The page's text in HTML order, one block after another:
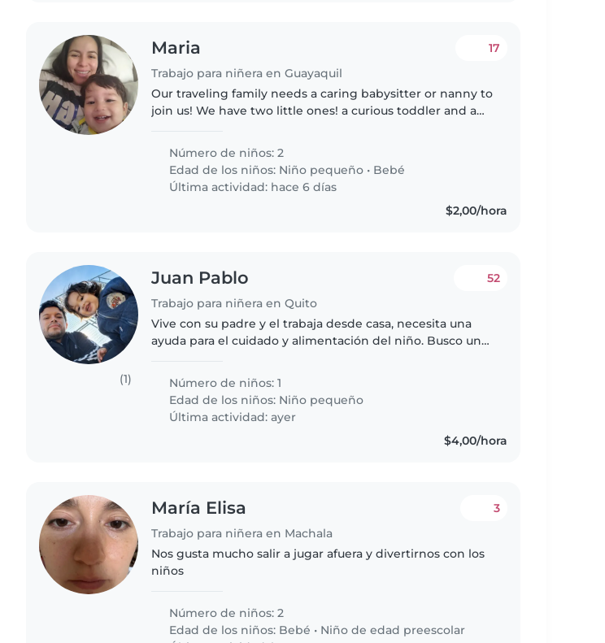
Maria
Trabajo para niñera en Guayaquil
17
Our traveling family needs a caring babysitter or nanny to
join us! We have two little ones! a curious toddler and a
our kids and..
Número de niños: 2
Edad de los niños: Niño pequeño • Bebé
Última actividad: hace 6 días
$2,00/hora
(1)
Juan Pablo
Trabajo para niñera en Quito
52
Vive con su padre y el trabaja desde casa, necesita una
ayuda para el cuidado y alimentación del niño. Busco una
infantil *indispensable..
Número de niños: 1
Edad de los niños: Niño pequeño
Última actividad: ayer
$4,00/hora
María Elisa
Trabajo para niñera en Machala
3
Nos gusta mucho salir a jugar afuera y divertirnos con los
niños
Número de niños: 2
Edad de los niños: Bebé • Niño de edad preescolar